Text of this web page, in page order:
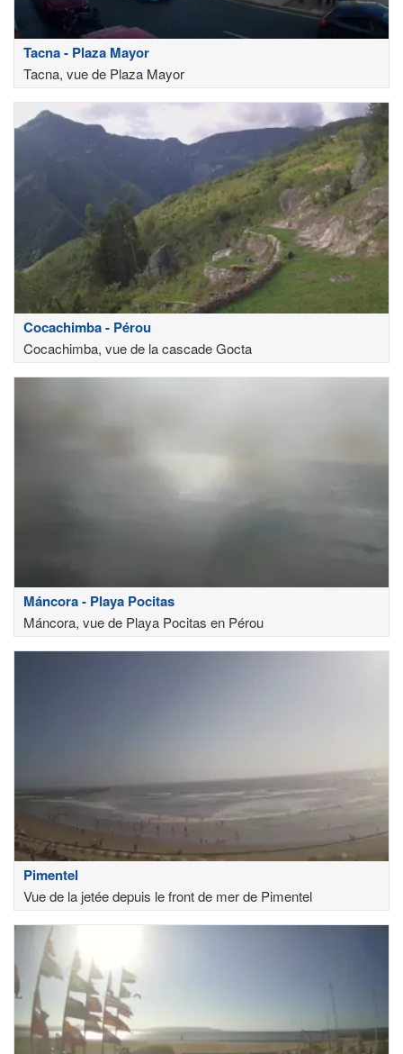
Tacna - Plaza Mayor
Tacna, vue de Plaza Mayor
Cocachimba - Pérou
Cocachimba, vue de la cascade Gocta
Máncora - Playa Pocitas
Máncora, vue de Playa Pocitas en Pérou
Pimentel
Vue de la jetée depuis le front de mer de Pimentel